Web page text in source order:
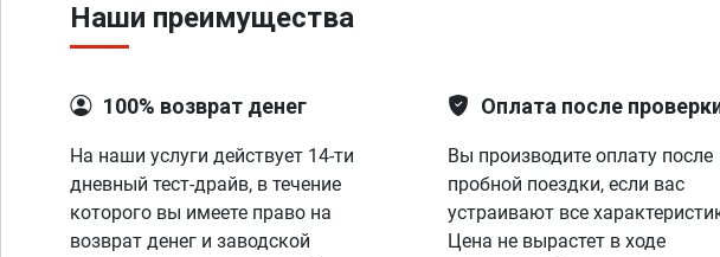
Наши преимущества
100% возврат денег
На наши услуги действует 14-ти
дневный тест-драйв, в течение
которого вы имеете право на
возврат денег и заводской
Оплата после
Вы производите оплату после
пробной поездки, если вас
устраивают все
Цена не вырастет в ходе